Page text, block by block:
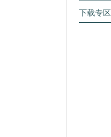
下载专区